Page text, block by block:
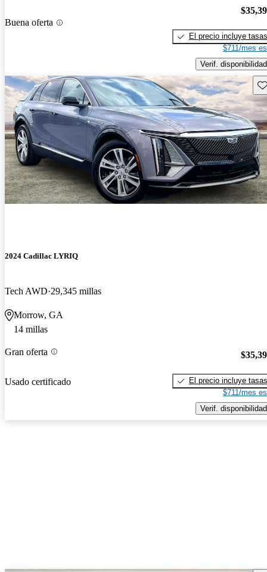
Buena oferta
El precio incluye tasas
$711/mes
Verif. disponibilidad
2024 Cadillac LYRIQ
Tech AWD 29,345 millas
Morrow, GA
14 millas
Gran oferta
Usado certificado
El precio incluye tasas
$711/mes
Verif. disponibilidad